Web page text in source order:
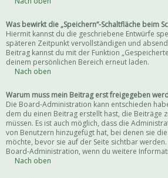
Was bewirkt die „Speichern“-Schaltfläche beim
Hiermit kannst du die geschriebene Entwürfe
späteren Zeitpunkt vervollständigen und
Beitrag kannst du mit der Funktion
deinem persönlichen Bereich erneut laden.
Nach oben
Warum muss mein Beitrag erst freigegeben
Die Board-Administration kann entschieden
dem du einen Beitrag erstellt hast, die Beiträge
müssen. Es ist auch möglich, dass die
von Benutzern hinzugefügt hat, bei denen sie
möchte, bevor sie auf der Seite sichtbar
Board-Administration, wenn du weitere
Nach oben